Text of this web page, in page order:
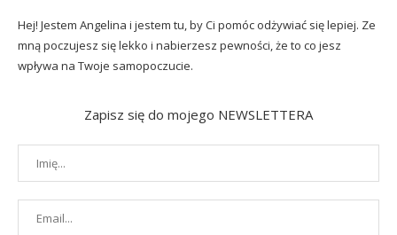
Hej! Jestem Angelina i jestem tu, by Ci pomóc odżywiać się lepiej. Ze
mną poczujesz się lekko i nabierzesz pewności, że to co jesz
wpływa na Twoje samopoczucie.
Zapisz się do mojego NEWSLETTERA